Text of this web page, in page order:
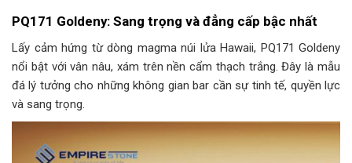
PQ171 Goldeny: Sang trọng và đẳng cấp bậc nhất
Lấy cảm hứng từ dòng magma núi lửa Hawaii, PQ171 Goldeny
nổi bật với vân nâu, xám trên nền cẩm thạch trắng. Đây là mẫu
đá lý tưởng cho những không gian bar cần sự tinh tế, quyền lực
và sang trọng.